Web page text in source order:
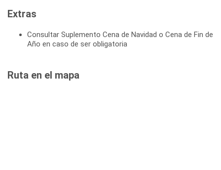
Extras
Consultar Suplemento Cena de Navidad o Cena de Fin de
Año en caso de ser obligatoria
Ruta en el mapa